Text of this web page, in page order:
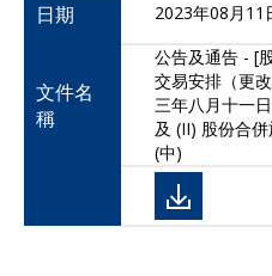
日期 2023年08月11
文件名
稱
公告及通告 - [
交易安排（更
三年八月十一
及 (II) 股份合
(中)